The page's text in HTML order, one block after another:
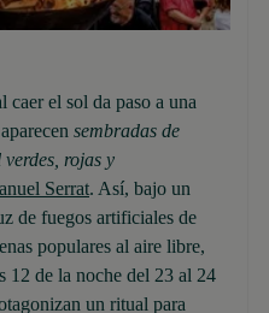
caer el sol da paso a una
sembradas de
rojas y
Serrat. Así, bajo un
de fuegos artificiales de
populares al aire libre,
12 de la noche del 23 al 24
un ritual para